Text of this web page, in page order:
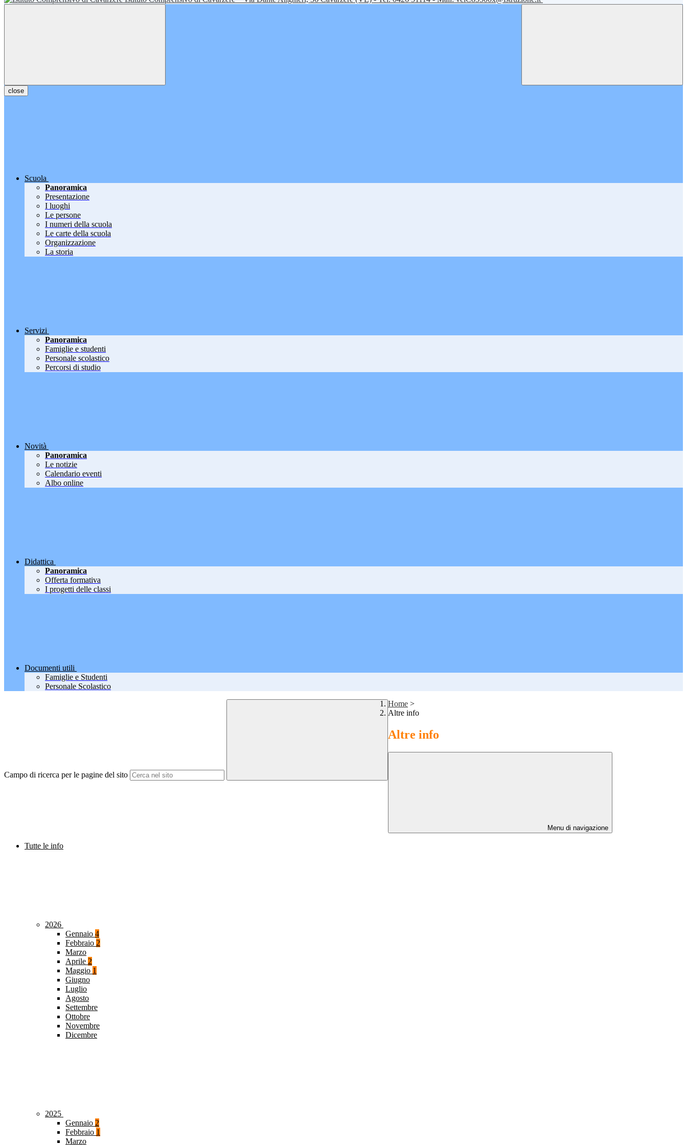
close
Scuola
Panoramica
Presentazione
I luoghi
Le persone
I numeri della scuola
Le carte della scuola
Organizzazione
La storia
Servizi
Panoramica
Famiglie e studenti
Personale scolastico
Percorsi di studio
Novità
Panoramica
Le notizie
Calendario eventi
Albo online
Didattica
Panoramica
Offerta formativa
I progetti delle classi
Documenti utili
Famiglie e Studenti
Personale Scolastico
Campo di ricerca per le pagine del sito
Home >
Altre info
Altre info
Menu di navigazione
Tutte le info
2026
Gennaio 4
Febbraio 2
Marzo
Aprile 2
Maggio 1
Giugno
Luglio
Agosto
Settembre
Ottobre
Novembre
Dicembre
2025
Gennaio 2
Febbraio 1
Marzo